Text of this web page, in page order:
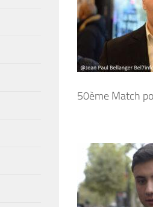
50ème Match